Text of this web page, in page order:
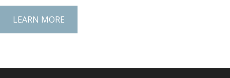
LEARN MORE